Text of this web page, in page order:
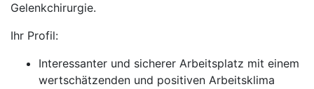
Gelenkchirurgie.
Ihr Profil:
Interessanter und sicherer Arbeitsplatz mit einem
wertschätzenden und positiven Arbeitsklima